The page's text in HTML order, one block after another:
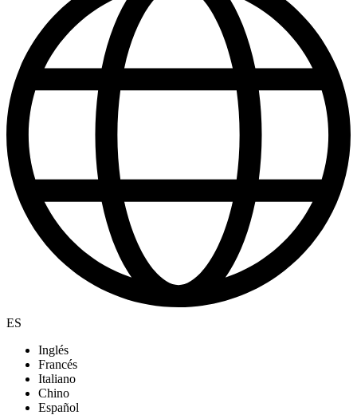
ES
Inglés
Francés
Italiano
Chino
Español